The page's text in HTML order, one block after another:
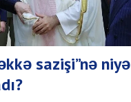
sazişi”nə niyə